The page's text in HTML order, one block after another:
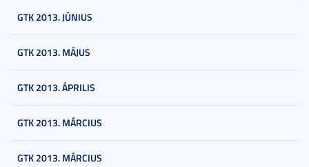
GTK 2013. JÚNIUS
GTK 2013. MÁJUS
GTK 2013. ÁPRILIS
GTK 2013. MÁRCIUS
GTK 2013. MÁRCIUS